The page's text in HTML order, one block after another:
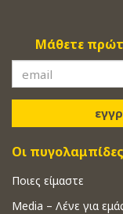
Μάθετε
Οι πυγολαμπίδες
Ποιες είμαστε
Media – Λένε για